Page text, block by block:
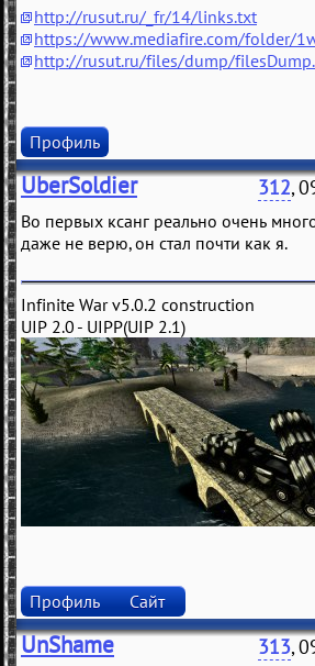
http://rusut.ru/_fr/14/links.txt
https://www.mediafire.com/folder/
http://rusut.ru/files/dump/
Профиль
UberSoldier 312,
Во первых ксанг реально очень
даже не верю, он стал почти как я.
Infinite War v5.0.2 construction
UIP 2.0 - UIPP(UIP 2.1)
Профиль Сайт
UnShame 313,